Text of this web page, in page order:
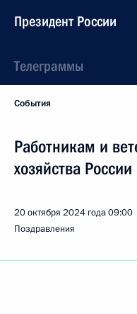
Президент России
Телеграммы
События
Работникам и
хозяйства России
20 октября 2024 года09:00
Поздравления